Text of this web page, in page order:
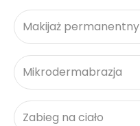
Makijaż permanentny
Mikrodermabrazja
Zabieg na ciało